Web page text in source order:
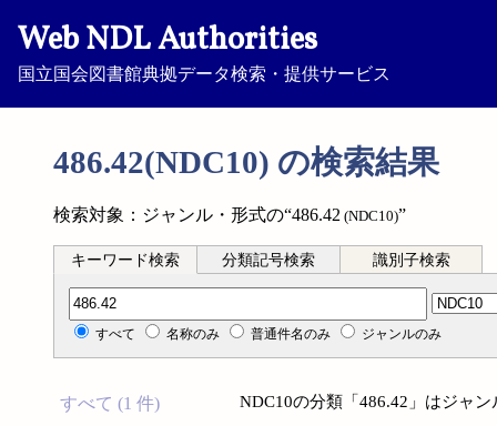
Web NDL Authorities
国立国会図書館典拠データ検索・提供サービス
486.42(NDC10) の検索結果
検索対象：ジャンル・形式の“486.42 (NDC10)”
キーワード検索 分類記号検索 識別子検索
分類記号検索
すべて 名称のみ 普通件名のみ ジャンルのみ
すべて (1 件)
NDC10の分類「486.42」はジャ